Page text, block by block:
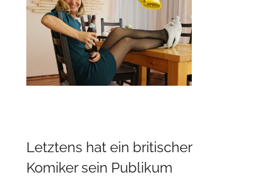
Letztens hat ein britischer
Komiker sein Publikum